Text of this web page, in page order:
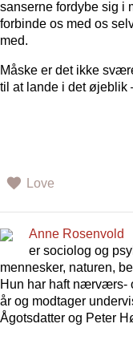
sanserne fordybe sig i
forbinde os med os
med.
Måske er det ikke
til at lande i det øjeblik
Love
Anne Rosenvold
er sociolog og
mennesker, naturen,
Hun har haft nærværs-
år og modtager
Ågotsdatter og Peter